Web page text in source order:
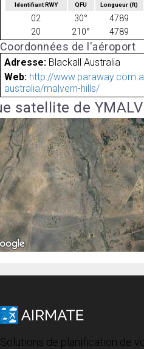
Identifiant RWY QFU Longueur(ft)
02 30° 4789
20
210° 4789
Coordonnées de l'aéroport
Adresse: Blackall Australia
Web: http://
australia/malvern-hills/
satellite de YMALV
Solutions de planification de